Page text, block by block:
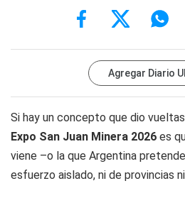
Agregar Diario
Si hay un concepto que dio
Expo San Juan Minera 2026 es
viene –o la que Argentina
esfuerzo aislado, ni de provincias